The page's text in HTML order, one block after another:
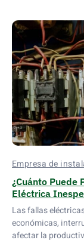
Empresa de
¿Cuánto Puede
Eléctrica
Las fallas
económicas,
afectar la